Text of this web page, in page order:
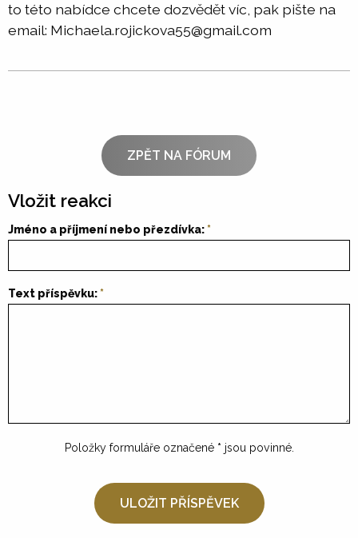
to této nabídce chcete dozvědět víc, pak pište na
email: Michaela.rojickova55@gmail.com
ZPĚT NA FÓRUM
Vložit reakci
Jméno a příjmení nebo přezdívka:
Text příspěvku:
Položky formuláře označené * jsou povinné.